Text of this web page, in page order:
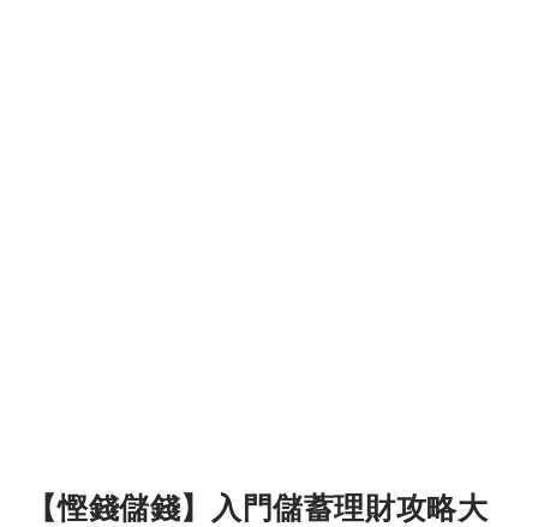
【慳錢儲錢】入門儲蓄理財攻略大